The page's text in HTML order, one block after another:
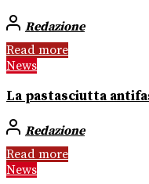
Redazione
Read more
News
La pastasciutta
Redazione
Read more
News